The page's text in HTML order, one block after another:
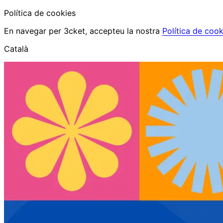
Política de cookies
En navegar per 3cket, accepteu la nostra Política de
Català